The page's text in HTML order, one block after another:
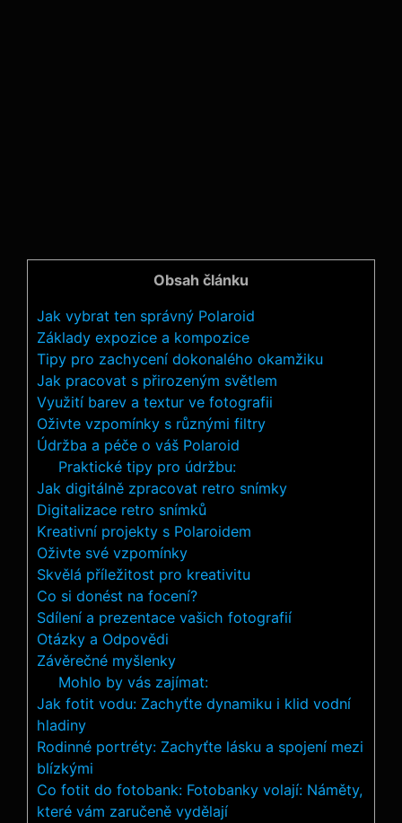
Obsah článku
Jak vybrat ten správný ⁣Polaroid
Základy expozice‍ a‍ kompozice
Tipy pro zachycení​ dokonalého ‌okamžiku
Jak pracovat‌ s ‍přirozeným světlem
Využití ⁣barev a textur ve fotografii
Oživte vzpomínky⁢ s různými filtry
Údržba a péče o váš ⁢Polaroid
Praktické ​tipy‌ pro údržbu:
Jak digitálně zpracovat‌ retro snímky
Digitalizace retro‌ snímků
Kreativní ⁢projekty s ​Polaroidem
Oživte své vzpomínky
Skvělá příležitost ⁢pro kreativitu
Co si⁣ donést na focení?
Sdílení a‌ prezentace⁤ vašich fotografií
Otázky ⁢a ‌Odpovědi
Závěrečné myšlenky
Mohlo by vás zajímat:
Jak fotit vodu: Zachyťte dynamiku i klid vodní
hladiny
Rodinné portréty: Zachyťte lásku a spojení mezi
blízkými
Co fotit do fotobank: Fotobanky volají: Náměty,
které vám zaručeně vydělají